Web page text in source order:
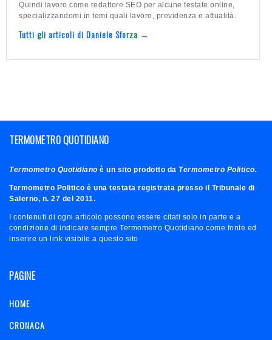
Quindi lavoro come redattore SEO per alcune testate online,
specializzandomi in temi quali lavoro, previdenza e attualità.
Tutti gli articoli di Daniele Sforza →
TERMOMETRO QUOTIDIANO
Termometro Quotidiano è un sito prodotto da Termometro Politico.
Termometro Politico è una testata registrata presso il Tribunale di
Salerno, n. 27 del 2011.
I contenuti di ogni articolo possono essere citati solo in parte e a
condizione di indicare sempre Termometro Quotidiano come fonte ed
inserire un link visibile a questo sito
PAGINE
HOME
CRONACA